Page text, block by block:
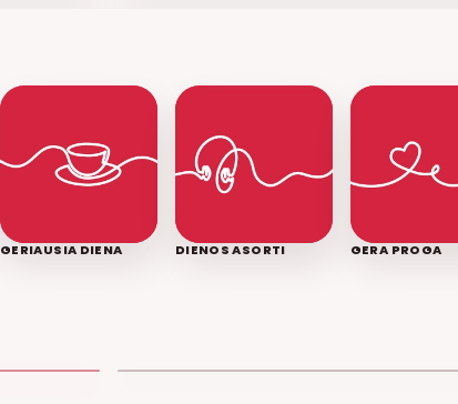
GERIAUSIA DIENA DIENOS ASORTI GERA PROGA